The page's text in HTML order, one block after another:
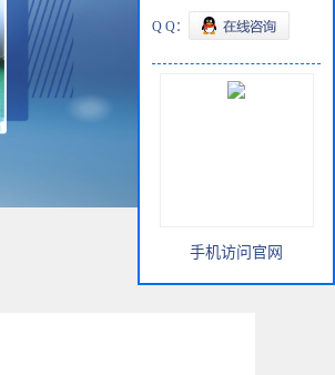
Q Q：
手机访问官网